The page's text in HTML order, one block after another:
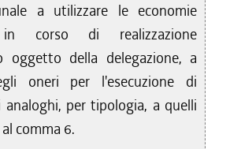
a utilizzare le economie
in corso di realizzazione
oggetto della delegazione, a
oneri per l'esecuzione di
per tipologia, a quelli
comma 6.